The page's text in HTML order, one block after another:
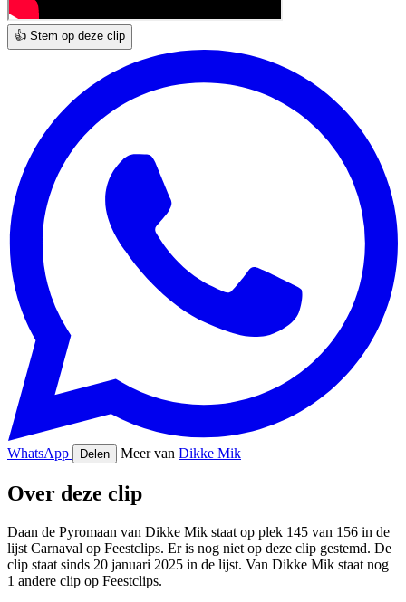
👍 Stem op deze clip
WhatsApp Delen Meer van Dikke Mik
Over deze clip
Daan de Pyromaan van Dikke Mik staat op plek 145 van 156 in de
lijst Carnaval op Feestclips. Er is nog niet op deze clip gestemd. De
clip staat sinds 20 januari 2025 in de lijst. Van Dikke Mik staat nog
1 andere clip op Feestclips.